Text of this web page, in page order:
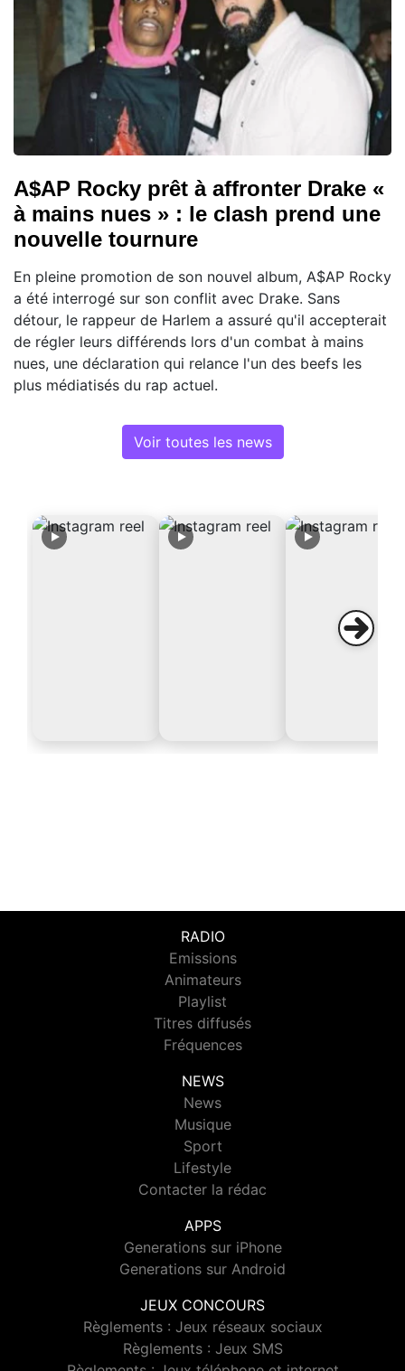
A$AP Rocky prêt à affronter Drake «
à mains nues » : le clash prend une
nouvelle tournure
En pleine promotion de son nouvel album, A$AP Rocky
a été interrogé sur son conflit avec Drake. Sans
détour, le rappeur de Harlem a assuré qu'il accepterait
de régler leurs différends lors d'un combat à mains
nues, une déclaration qui relance l'un des beefs les
plus médiatisés du rap actuel.
Voir toutes les news
RADIO
Emissions
Animateurs
Playlist
Titres diffusés
Fréquences
NEWS
News
Musique
Sport
Lifestyle
Contacter la rédac
APPS
Generations sur iPhone
Generations sur Android
JEUX CONCOURS
Règlements : Jeux réseaux sociaux
Règlements : Jeux SMS